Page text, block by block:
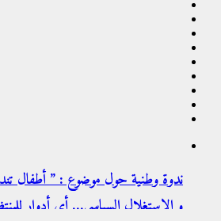
ندوة وطنية حول موضوع : ” أطفال
و الاستغلال السياسي… أي أدوار